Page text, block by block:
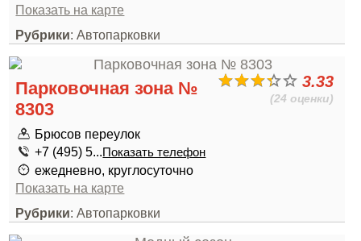
Показать на карте
Рубрики: Автопарковки
3.33
(24 оценки)
Парковочная зона №
8303
Брюсов переулок
+7 (495) 5...Показать телефон
ежедневно, круглосуточно
Показать на карте
Рубрики: Автопарковки